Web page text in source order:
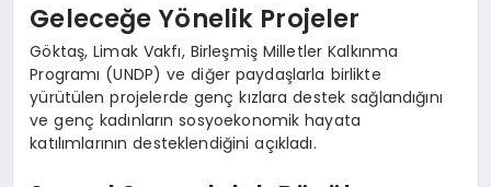
Geleceğe Yönelik Projeler
Göktaş, Limak Vakfı, Birleşmiş Milletler Kalkınma
Programı (UNDP) ve diğer paydaşlarla birlikte
yürütülen projelerde genç kızlara destek sağlandığını
ve genç kadınların sosyoekonomik hayata
katılımlarının desteklendiğini açıkladı.